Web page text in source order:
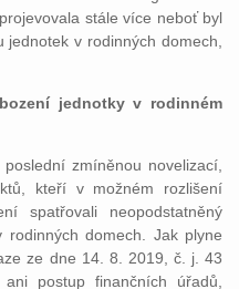
stále více neboť byl
jednotek v rodinných domech,
jednotky v rodinném
zmíněnou novelizací,
kteří v možném rozlišení
spatřovali neopodstatněný
domech. Jak plyne
ze dne 14. 8. 2019, č. j. 43
postup finančních úřadů,